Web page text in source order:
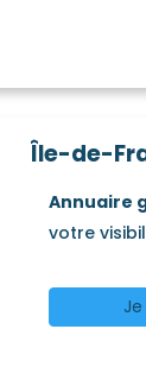
Île-de-
Annuaire
votre